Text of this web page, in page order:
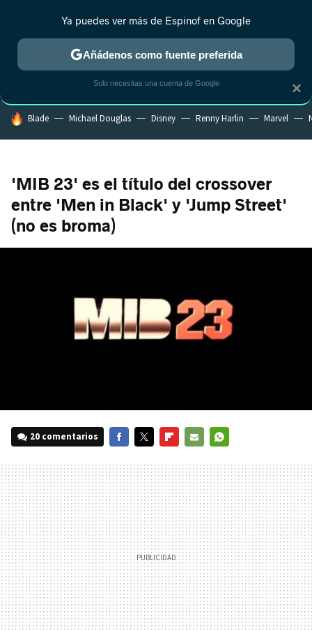
MENÚ NUEVO
ESTRENOS REALITY ANIME RANKINGS CINE
HOY SE HABLA DE
Blade Michael Douglas Disney Renny Harlin Marvel
'MIB 23' es el título del crossover
entre 'Men in Black' y 'Jump Street'
(no es broma)
20 comentarios
MAIL
×
Ya puedes ver más de Espinof en Google
Añádenos como fuente preferida
Solo necesitas una cuenta de Google